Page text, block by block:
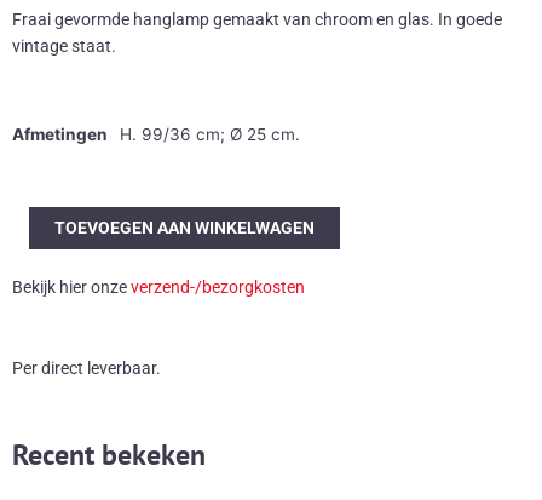
Fraai gevormde hanglamp gemaakt van chroom en glas. In goede
vintage staat.
Afmetingen H. 99/36 cm; Ø 25 cm.
Hanglamp
chroom
glas
TOEVOEGEN AAN WINKELWAGEN
Bekijk hier onzeverzend-/bezorgkosten
Per direct leverbaar.
Recent bekeken